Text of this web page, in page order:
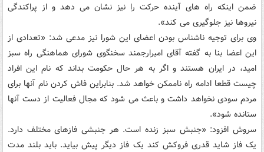
ضمن اینکه راه های آینده حرکت را نیز نشان می دهد و از پراکندگی
نیروها نیز جلوگیری می کند».
وی برای توجیه ناشناس بودن اعضای این شورا نیز مدعی شد: «تعدادی از
این اعضا بنا به گفته آقای امیرارجمند سخنگوی شورای هماهنگی راه سبز
امید، در ایران هستند و اگر به هر حال حکومت بداند که نام این افراد
چیست قطعا ادامه راه ناممکن خواهد شد. بنابراین فاش کردن نام آنها برای
مردم سودی نخواهد داشت و باعث می شود که مجال فعالیت از دست آنها
ستانده شود».
سروش افزود: «جنبش سبز زنده است. هر جنبشی فازهای مختلف دارد.
یک فاز شاید قدری فروکش کند یک فاز دیگر پیش بیاید. باید بلند مدت